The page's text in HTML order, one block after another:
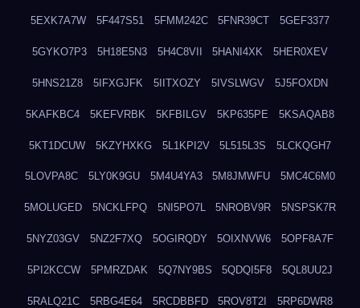
5EXK7A7W 5F447S51 5FMM242C 5FNR39CT 5GEF3377
5GYKO7P3 5H18E5N3 5H4C8VII 5HANI4XK 5HER0XEV
5HNS21Z8 5IFXGJFK 5IITXOZY 5IVSLWGV 5J5FOXDN
5KAFKBC4 5KEFVRBK 5KFBILGV 5KP635PE 5KSAQAB8
5KT1DCUW 5KZYHXKG 5L1KPI2V 5L515L3S 5LCKQGH7
5LOVPA8C 5LY0K9GU 5M4U4YA3 5M8JMWFU 5MC4C6M0
5MOLUGED 5NCKLFPQ 5NI5PO7L 5NROBV9R 5NSPSK7R
5NYZ03GV 5NZ2F7XQ 5OGIRQDY 5OIXNVW6 5OPF8A7F
5PI2KCCW 5PMRZDAK 5Q7NY9BS 5QDQI5F8 5QL8UU2J
5RALQ21C 5RBG4E64 5RCDBBFD 5ROV8T2I 5RP6DWR8